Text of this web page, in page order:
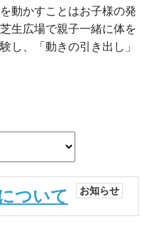
動かすことはお子様の発
生広場で親子一緒に体を
し、「動きの引き出し」
ついて お知らせ